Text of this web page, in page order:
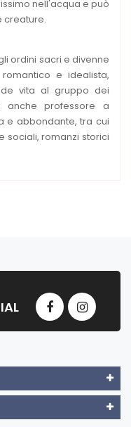
nell'acqua e può
creature.
ordini sacri e divenne
e idealista,
vita al gruppo dei
anche professore a
e abbondante, tra cui
sociali, romanzi storici